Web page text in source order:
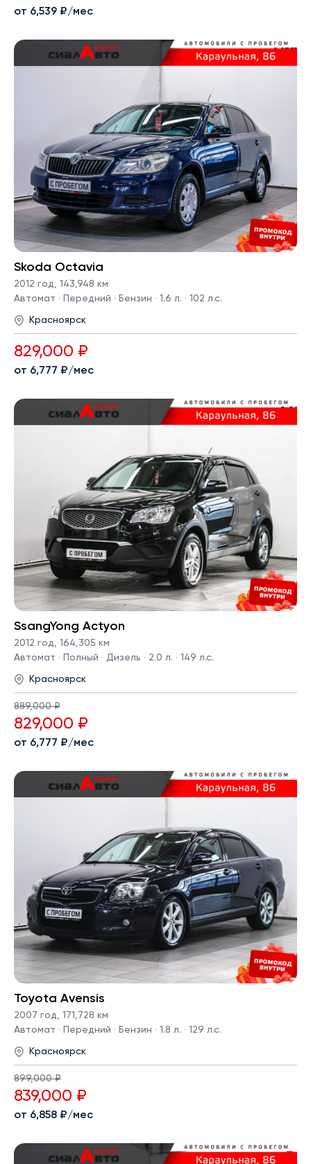
от 6,539 ₽/мес
Skoda Octavia
2012 год, 143,948 км
Автомат · Передний · Бензин · 1.6 л. · 102 л.с.
Красноярск
829,000 ₽
от 6,777 ₽/мес
SsangYong Actyon
2012 год, 164,305 км
Автомат · Полный · Дизель · 2.0 л. · 149 л.с.
Красноярск
889,000 ₽
829,000 ₽
от 6,777 ₽/мес
Toyota Avensis
2007 год, 171,728 км
Автомат · Передний · Бензин · 1.8 л. · 129 л.с.
Красноярск
899,000 ₽
839,000 ₽
от 6,858 ₽/мес